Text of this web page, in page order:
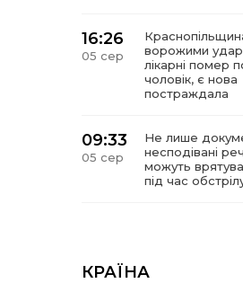
16:26
05 сер
ворожими
лікарні помер
чоловік, є нова
постраждала
09:33
05 сер
Не лише
несподівані
можуть
під час
КРАЇНА